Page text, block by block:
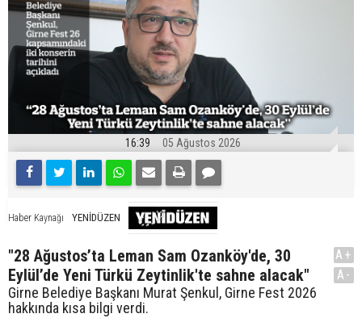
16:39 05 Ağustos 2026
Haber Kaynağı YENİDÜZEN
"28 Ağustos’ta Leman Sam Ozanköy'de, 30
Eylül’de Yeni Türkü Zeytinlik'te sahne alacak"
Girne Belediye Başkanı Murat Şenkul, Girne Fest 2026
hakkında kısa bilgi verdi.
A+
A-